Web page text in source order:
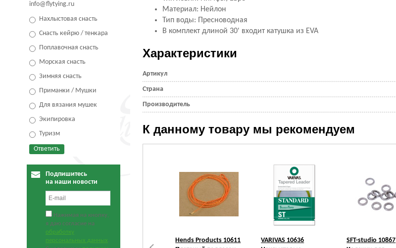
info@flytying.ru
Нахлыстовая снасть
Снасть кейрю / тенкара
Поплавочная снасть
Морская снасть
Зимняя снасть
Приманки / Мушки
Для вязания мушек
Экипировка
Туризм
Подпишитесь
на наши новости
Нажимая на кнопку,
я даю согласие на
обработку
персональных данных.
Материал: Нейлон
Тип воды: Пресноводная
В комплект длиной 30' входит катушка из EVA
Характеристики
Артикул
Страна
Производитель
К данному товару мы рекомендуем
Hends Products 10611
VARIVAS 10636
SFT-studio 10867